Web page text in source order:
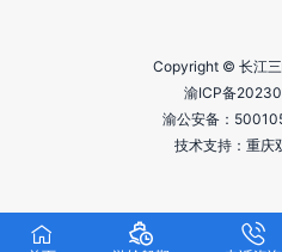
Copyright © 长江
渝ICP备
渝公安备：
技术支持：重庆
  